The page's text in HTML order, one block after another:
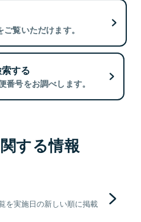
覧いただけます。
する
号をお調べします。
する情報
を実施日の新しい順に掲載